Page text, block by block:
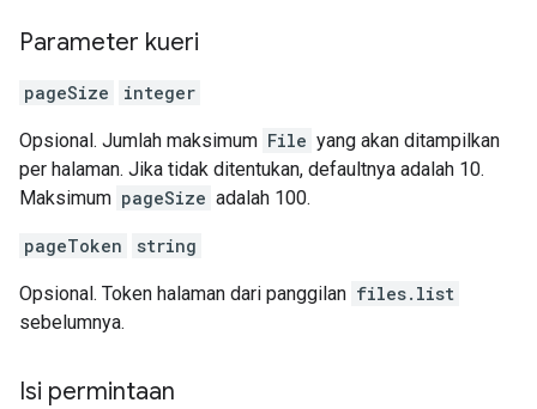
Parameter kueri
pageSize integer
Opsional. Jumlah maksimum File yang akan ditampilkan
per halaman. Jika tidak ditentukan, defaultnya adalah 10.
Maksimum pageSize adalah 100.
pageToken string
Opsional. Token halaman dari panggilan files.list
sebelumnya.
Isi permintaan